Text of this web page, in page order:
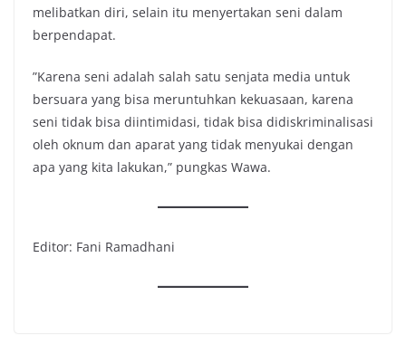
melibatkan diri, selain itu menyertakan seni dalam
berpendapat.
”Karena seni adalah salah satu senjata media untuk
bersuara yang bisa meruntuhkan kekuasaan, karena
seni tidak bisa diintimidasi, tidak bisa didiskriminalisasi
oleh oknum dan aparat yang tidak menyukai dengan
apa yang kita lakukan,” pungkas Wawa.
Editor: Fani Ramadhani